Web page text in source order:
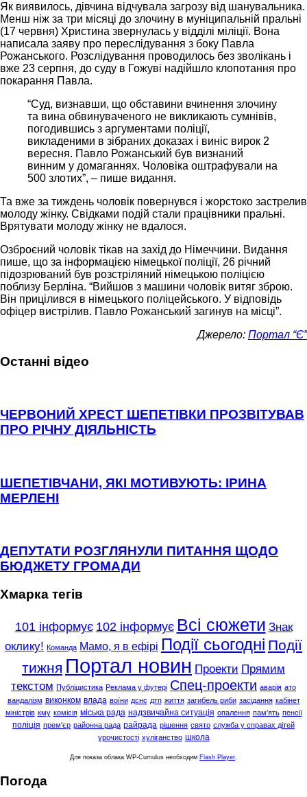
Як виявилось, дівчина відчувала загрозу від шанувальника.
Менш ніж за три місяці до злочину в муніципальній пральні
(17 червня) Христина звернулась у відділі міліції. Вона
написала заяву про переслідування з боку Павла
Рожанського. Розслідування проводилось без зволікань і
вже 23 серпня, до суду в Гожуві надійшло клопотання про
покарання Павла.
“Суд, визнавши, що обставини вчинення злочину
та вина обвинуваченого не викликають сумнівів,
погодившись з аргументами поліції,
викладеними в зібраних доказах і виніс вирок 2
вересня. Павло Рожанський був визнаний
винним у домаганнях. Чоловіка оштрафували на
500 злотих”, – пише видання.
Та вже за тиждень чоловік повернувся і жорстоко застрелив
молоду жінку. Свідками подій стали працівники пральні.
Врятувати молоду жінку не вдалося.
Озброєний чоловік тікав на захід до Німеччини. Видання
пише, що за інформацією німецької поліції, 26 річний
підозрюваний був розстріляний німецькою поліцією
поблизу Берліна. “Вийшов з машини чоловік витяг зброю.
Він прицілився в німецького поліцейського. У відповідь
офіцер вистрілив. Павло Рожанський загинув на місці”.
Джерело: Портал “Є”
Останні відео
ЧЕРВОНИЙ ХРЕСТ ШЕПЕТІВКИ ПРОЗВІТУВАВ
ПРО РІЧНУ ДІЯЛЬНІСТЬ
ШЕПЕТІВЧАНИ, ЯКІ МОТИВУЮТЬ: ІРИНА
МЕРЛЕНІ
ДЕПУТАТИ РОЗГЛЯНУЛИ ПИТАННЯ ЩОДО
БЮДЖЕТУ ГРОМАДИ
Хмарка тегів
101 інформує 102 інформує Всі сюжети Знак
оклику! Команда Мамо, я в ефірі Події сьогодні Події
тижня Портал новин Проекти Прямим
текстом Публіцистика Реклама у футері Спец-проекти аварія ато
вандалізм виконком влада воїни дснс дтп життя загибель риби засідання кабінет
міністрів кму комісія міська рада надзвичайна ситуація опалення пам'ять пенсії
поліція прем'єр районна рада райрада рішення свято служба у справах дітей
урочистості хуліганство школа
Для показа облака WP-Cumulus необходим Flash Player
Погода